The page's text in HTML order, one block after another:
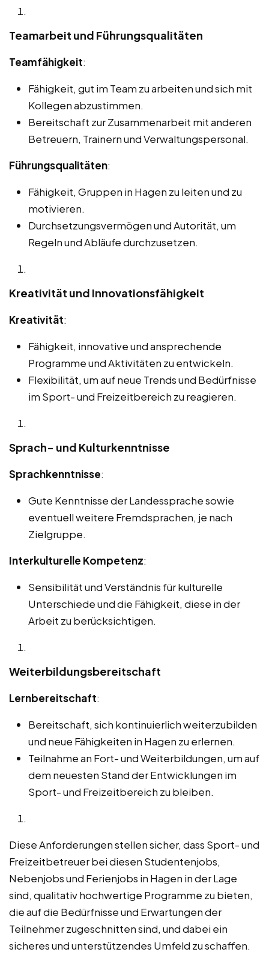
Teamarbeit und Führungsqualitäten
Teamfähigkeit:
Fähigkeit, gut im Team zu arbeiten und sich mit
Kollegen abzustimmen.
Bereitschaft zur Zusammenarbeit mit anderen
Betreuern, Trainern und Verwaltungspersonal.
Führungsqualitäten:
Fähigkeit, Gruppen in Hagen zu leiten und zu
motivieren.
Durchsetzungsvermögen und Autorität, um
Regeln und Abläufe durchzusetzen.
Kreativität und Innovationsfähigkeit
Kreativität:
Fähigkeit, innovative und ansprechende
Programme und Aktivitäten zu entwickeln.
Flexibilität, um auf neue Trends und Bedürfnisse
im Sport- und Freizeitbereich zu reagieren.
Sprach- und Kulturkenntnisse
Sprachkenntnisse:
Gute Kenntnisse der Landessprache sowie
eventuell weitere Fremdsprachen, je nach
Zielgruppe.
Interkulturelle Kompetenz:
Sensibilität und Verständnis für kulturelle
Unterschiede und die Fähigkeit, diese in der
Arbeit zu berücksichtigen.
Weiterbildungsbereitschaft
Lernbereitschaft:
Bereitschaft, sich kontinuierlich weiterzubilden
und neue Fähigkeiten in Hagen zu erlernen.
Teilnahme an Fort- und Weiterbildungen, um auf
dem neuesten Stand der Entwicklungen im
Sport- und Freizeitbereich zu bleiben.
Diese Anforderungen stellen sicher, dass Sport- und
Freizeitbetreuer bei diesen Studentenjobs,
Nebenjobs und Ferienjobs in Hagen in der Lage
sind, qualitativ hochwertige Programme zu bieten,
die auf die Bedürfnisse und Erwartungen der
Teilnehmer zugeschnitten sind, und dabei ein
sicheres und unterstützendes Umfeld zu schaffen.